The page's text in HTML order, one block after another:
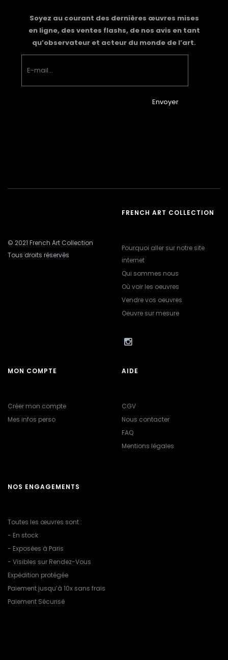
Soyez au courant des dernières œuvres mises
en ligne, des ventes flashs, de nos avis en tant
qu’observateur et acteur du monde de l’art.
Envoyer
© 2021 French Art Collection
Tous droits réservés
FRENCH ART COLLECTION
Pourquoi aller sur notre site
internet
Qui sommes nous
Où voir les oeuvres
Vendre vos oeuvres
Oeuvre sur mesure
MON COMPTE
Créer mon compte
Mes infos perso
AIDE
CGV
Nous contacter
FAQ
Mentions légales
NOS ENGAGEMENTS
Toutes les œuvres sont :
- En stock
- Exposées à Paris
- Visibles sur Rendez-Vous
Expédition protégée
Paiement jusqu’à 10x sans frais
Paiement Sécurisé